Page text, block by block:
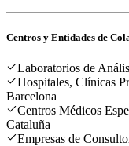
Centros y Entidades de
Laboratorios de
Hospitales, Clínicas
Barcelona
Centros Médicos
Cataluña
Empresas de